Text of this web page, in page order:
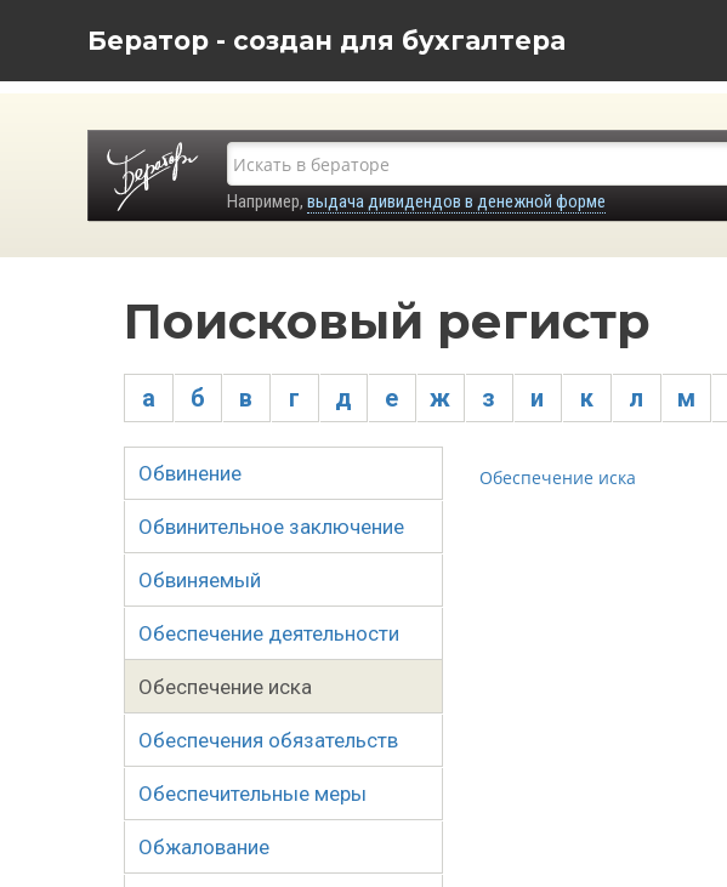
Бератор - создан для бухгалтера
Например, выдача дивидендов в денежной форме
Поисковый регистр
а б в г д е ж з и к л м
Обвинение
Обвинительное заключение
Обвиняемый
Обеспечение деятельности
Обеспечение иска
Обеспечения обязательств
Обеспечительные меры
Обжалование
Обеспечение иска